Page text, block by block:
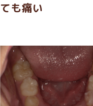
ても痛い